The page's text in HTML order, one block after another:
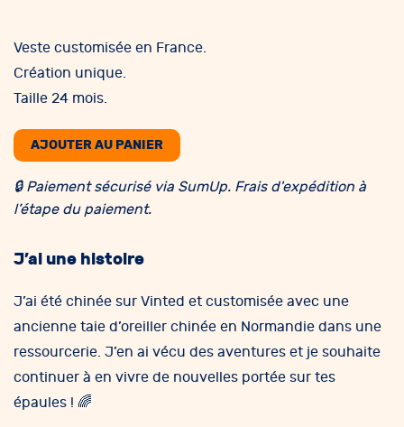
Veste customisée en France.
Création unique.
Taille 24 mois.
AJOUTER AU PANIER
🔒 Paiement sécurisé via SumUp. Frais d'expédition à
l’étape du paiement.
J’ai une histoire
J’ai été chinée sur Vinted et customisée avec une
ancienne taie d’oreiller chinée en Normandie dans une
ressourcerie. J’en ai vécu des aventures et je souhaite
continuer à en vivre de nouvelles portée sur tes
épaules ! 🌈